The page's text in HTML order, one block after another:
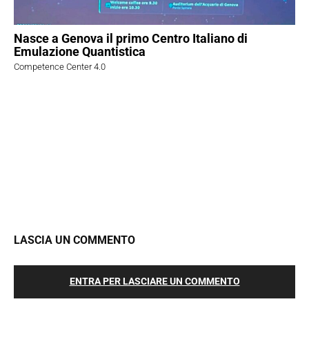
Nasce a Genova il primo Centro Italiano di
Emulazione Quantistica
Competence Center 4.0
LASCIA UN COMMENTO
ENTRA PER LASCIARE UN COMMENTO